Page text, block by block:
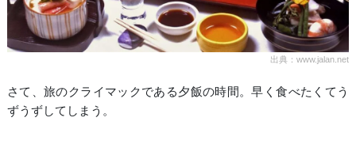
出典：www.jalan.net
さて、旅のクライマックである夕飯の時間。早く食べたくてう
ずうずしてしまう。